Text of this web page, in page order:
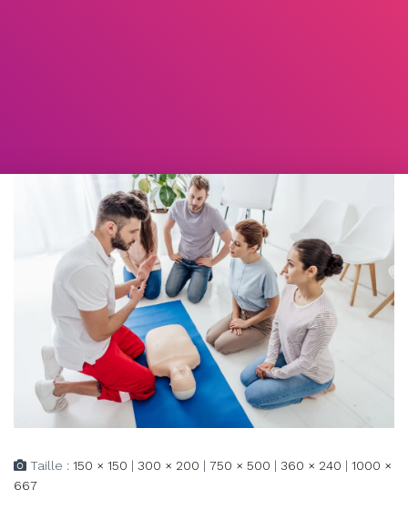
Taille : 150 × 150 | 300 × 200 | 750 × 500 | 360 × 240 | 1000 ×
667